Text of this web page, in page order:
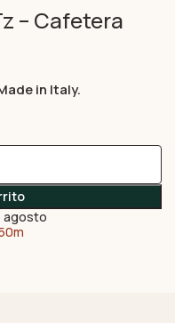
– Cafetera
in Italy.
agosto